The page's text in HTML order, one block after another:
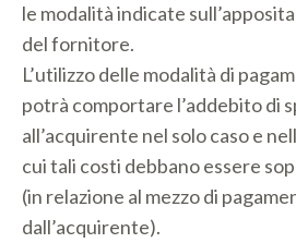
le modalità indicate
del fornitore.
L’utilizzo delle modalità di
potrà comportare l’addebito di
all’acquirente nel solo caso e
cui tali costi debbano essere
(in relazione al mezzo di
dall’acquirente).